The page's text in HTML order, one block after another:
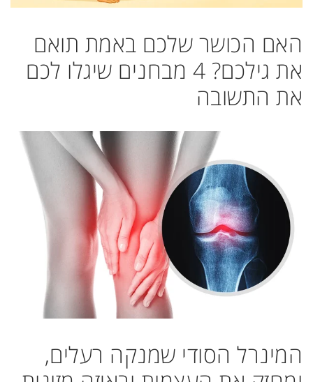
האם הכושר שלכם באמת תואם
את גילכם? 4 מבחנים שיגלו לכם
את התשובה
המינרל הסודי שמנקה רעלים,